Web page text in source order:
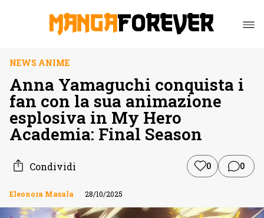
NEWS ANIME
Anna Yamaguchi conquista i
fan con la sua animazione
esplosiva in My Hero
Academia: Final Season
Condividi 0 0
Eleonora Masala 28/10/2025